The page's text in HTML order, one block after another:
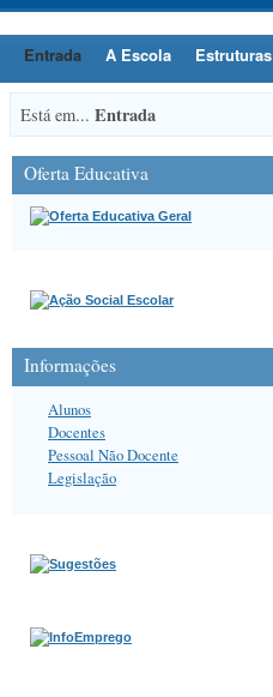
Entrada A Escola Estruturas
Está em... Entrada
Oferta Educativa
Informações
Alunos
Docentes
Pessoal Não Docente
Legislação